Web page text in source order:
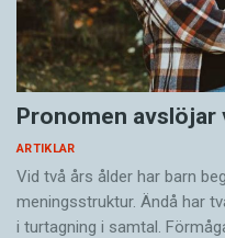
Pronomen avslöjar
ARTIKLAR
Vid två års ålder har barn
meningsstruktur. Ändå har
i turtagning i samtal.